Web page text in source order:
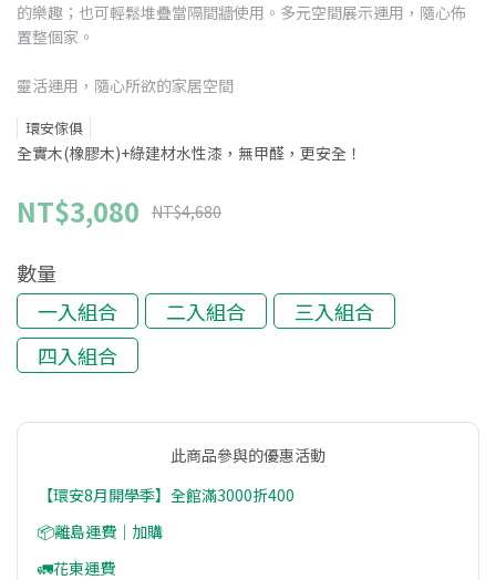
的樂趣；也可輕鬆堆疊當隔間牆使用。多元空間展示運用，隨心佈
置整個家。
靈活運用，隨心所欲的家居空間
環安傢俱
全實木(橡膠木)+綠建材水性漆，無甲醛，更安全！
NT$3,080 NT$4,680
數量
一入組合
二入組合
三入組合
四入組合
此商品參與的優惠活動
【環安8月開學季】全館滿3000折400
📦離島運費│加購
🚛花東運費